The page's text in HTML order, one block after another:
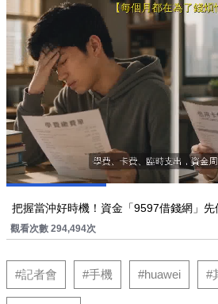
把握當沖好時機！資金「9597借錢網」先
觀看次數 294,494次
#記者會 #手機 #huawei #